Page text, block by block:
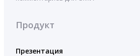
Продукт
Презентация